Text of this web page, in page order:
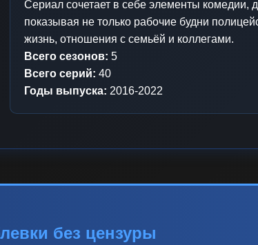
Сериал сочетает в себе элементы комедии,
показывая не только рабочие будни
жизнь, отношения с семьёй и коллегами.
Всего сезонов: 5
Всего серий: 40
Годы выпуска: 2016-2022
без цензуры